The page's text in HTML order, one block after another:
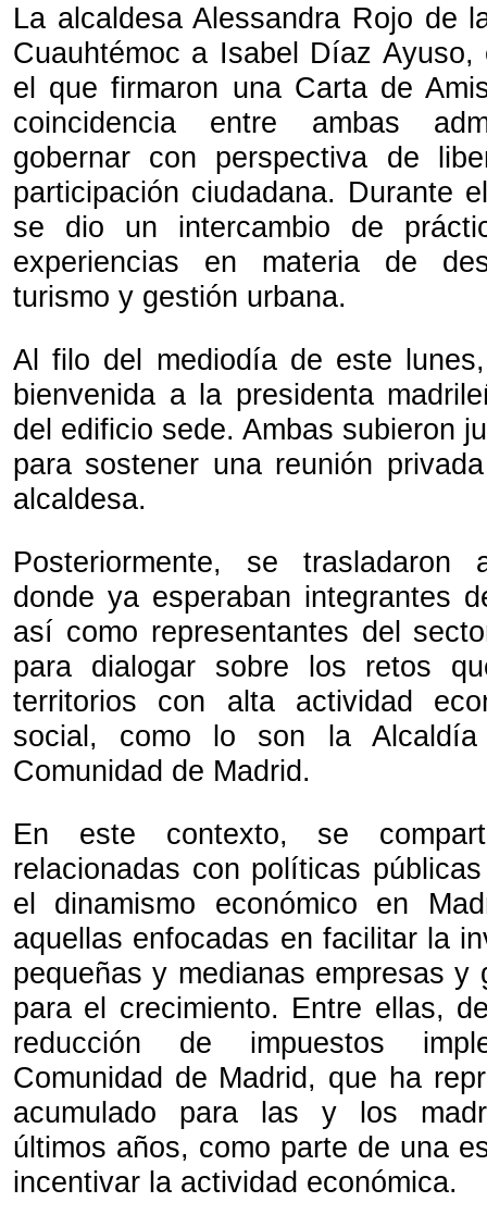
La alcaldesa Alessandra Rojo de
Cuauhtémoc a Isabel Díaz
el que firmaron una Carta de
coincidencia entre ambas
gobernar con perspectiva de
participación ciudadana. Durante
se dio un intercambio de
experiencias en materia de
turismo y gestión urbana.
Al filo del mediodía de este
bienvenida a la presidenta
del edificio sede. Ambas subieron
para sostener una reunión
alcaldesa.
Posteriormente, se trasladaron
donde ya esperaban integrantes
así como representantes del
para dialogar sobre los retos
territorios con alta actividad
social, como lo son la
Comunidad de Madrid.
En este contexto, se
relacionadas con políticas
el dinamismo económico en
aquellas enfocadas en facilitar la
pequeñas y medianas empresas y
para el crecimiento. Entre ellas,
reducción de impuestos
Comunidad de Madrid, que ha
acumulado para las y los
últimos años, como parte de una
incentivar la actividad económica.